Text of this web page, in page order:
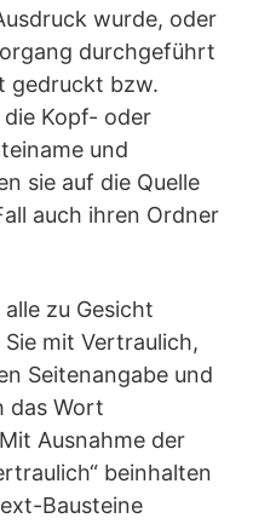
wurde, oder
durchgeführt
gedruckt bzw.
Kopf- oder
und
sie auf die Quelle
auch ihren Ordner
zu Gesicht
mit Vertraulich,
Seitenangabe und
das Wort
Ausnahme der
beinhalten
Bausteine